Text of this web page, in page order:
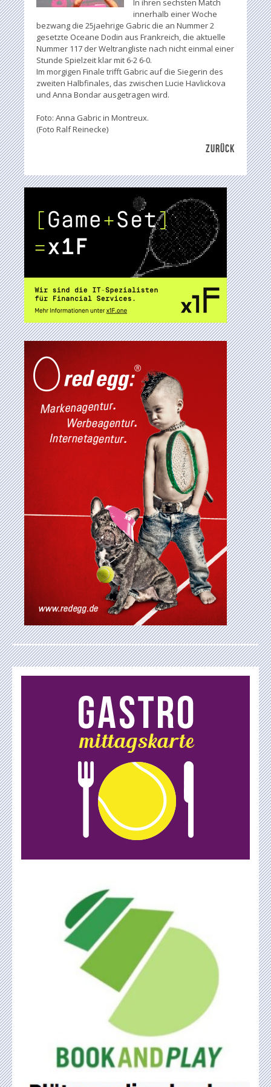
In ihren sechsten Match
innerhalb einer Woche
bezwang die 25jaehrige Gabric die an Nummer 2
gesetzte Oceane Dodin aus Frankreich, die aktuelle
Nummer 117 der Weltrangliste nach nicht einmal einer
Stunde Spielzeit klar mit 6-2 6-0.
Im morgigen Finale trifft Gabric auf die Siegerin des
zweiten Halbfinales, das zwischen Lucie Havlickova
und Anna Bondar ausgetragen wird.
Foto: Anna Gabric in Montreux.
(Foto Ralf Reinecke)
ZURÜCK